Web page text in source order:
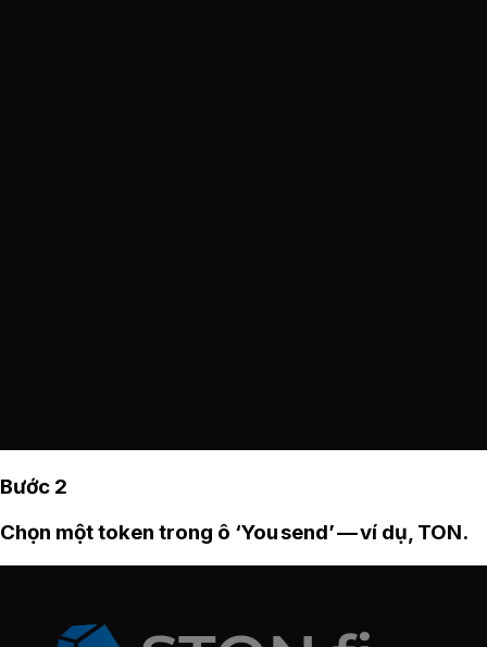
Bước 2
Chọn một token trong ô ‘You send’ — ví dụ, TON.